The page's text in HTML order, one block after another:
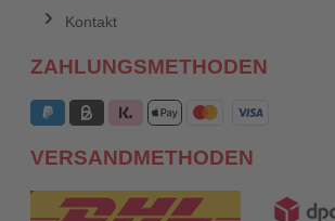
Kontakt
ZAHLUNGSMETHODEN
VERSANDMETHODEN